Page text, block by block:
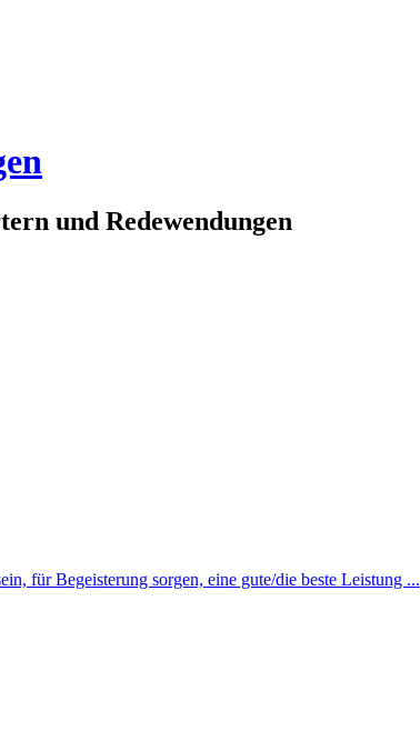
und Redewendungen
für Begeisterung sorgen, eine gute/die beste Leistung ...